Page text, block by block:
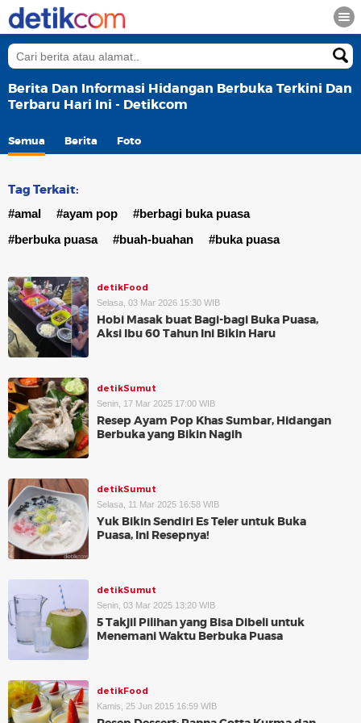
Berita Dan Informasi Hidangan Berbuka Terkini Dan
Terbaru Hari Ini - Detikcom
Semua Berita Foto
Tag Terkait:
#amal #ayam pop
#berbagi buka puasa
#berbuka puasa
#buah-buahan #buka puasa
detikFood
Selasa, 03 Mar 2026 15:30 WIB
Hobi Masak buat Bagi-bagi Buka Puasa,
Aksi Ibu 60 Tahun Ini Bikin Haru
detikSumut
Senin, 17 Mar 2025 17:00 WIB
Resep Ayam Pop Khas Sumbar, Hidangan
Berbuka yang Bikin Nagih
detikSumut
Selasa, 11 Mar 2025 16:58 WIB
Yuk Bikin Sendiri Es Teler untuk Buka
Puasa, Ini Resepnya!
detikSumut
Senin, 03 Mar 2025 13:20 WIB
5 Takjil Pilihan yang Bisa Dibeli untuk
Menemani Waktu Berbuka Puasa
detikFood
Kamis, 25 Jun 2015 16:59 WIB